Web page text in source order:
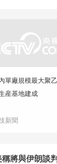
單廠規模最大聚
産基地建成
新聞
稱將與伊朗談